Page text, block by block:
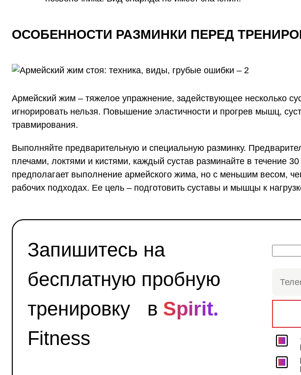
ОСОБЕННОСТИ РАЗМИНКИ ПЕРЕД
Армейский жим – тяжелое упражнение, задействующее несколько
игнорировать нельзя. Повышение эластичности и прогрев мышц,
травмирования.
Выполняйте предварительную и специальную разминку.
плечами, локтями и кистями, каждый сустав разминайте в течение
предполагает выполнение армейского жима, но с меньшим весом,
рабочих подходах. Ее цель – подготовить суставы и мышцы к
Запишитесь на
бесплатную пробную
тренировку в Spirit.
Fitness